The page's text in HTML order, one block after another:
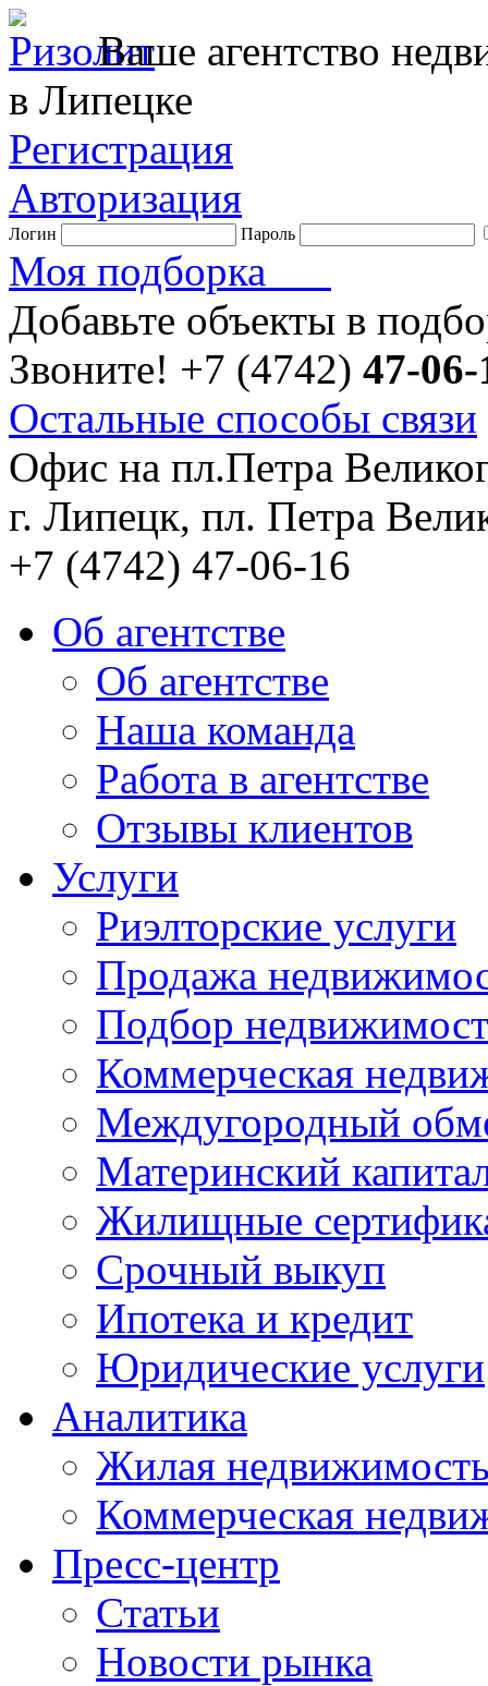
Ваше агентство
в Липецке
Регистрация
Авторизация
Логин Пароль
Моя подборка
Добавьте объекты в
Звоните! +7 (4742) 47-06-
Остальные способы связи
Офис на пл.Петра
г. Липецк, пл. Петра
+7 (4742) 47-06-16
Об агентстве
Об агентстве
Наша команда
Работа в агентстве
Отзывы клиентов
Услуги
Риэлторские услуги
Продажа
Подбор
Коммерческая
Междугородный
Материнский
Жилищные
Срочный выкуп
Ипотека и кредит
Юридические услуги
Аналитика
Жилая
Коммерческая
Пресс-центр
Статьи
Новости рынка